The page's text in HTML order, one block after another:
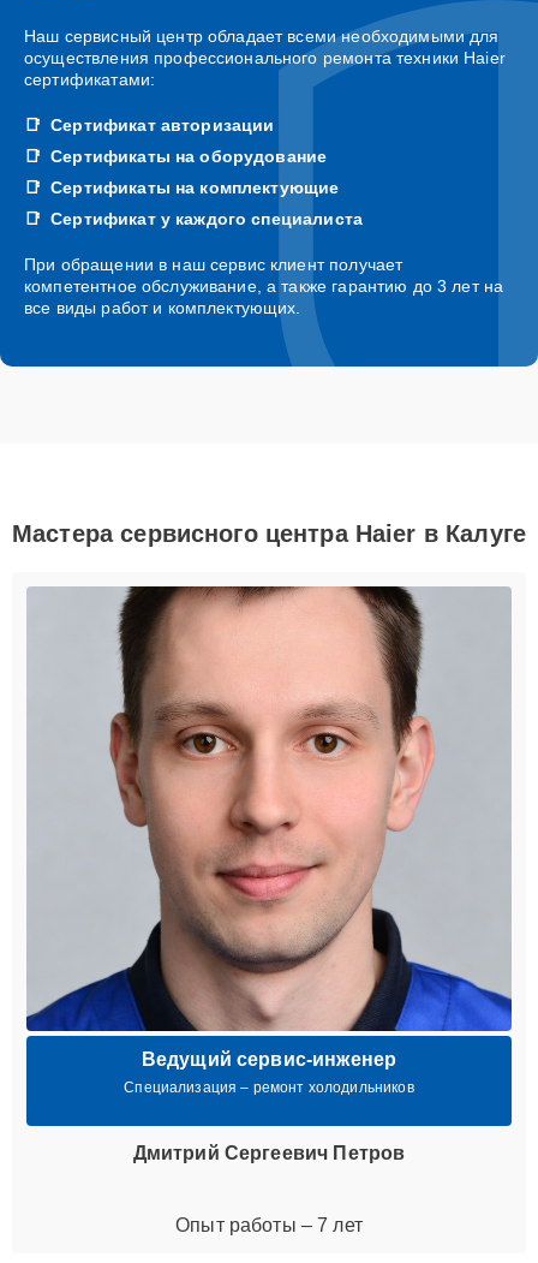
Наш сервисный центр обладает всеми необходимыми для
осуществления профессионального ремонта техники Haier
сертификатами:
Сертификат авторизации
Сертификаты на оборудование
Сертификаты на комплектующие
Сертификат у каждого специалиста
При обращении в наш сервис клиент получает
компетентное обслуживание, а также гарантию до 3 лет на
все виды работ и комплектующих.
Мастера сервисного центра Haier в Калуге
Ведущий сервис-инженер
Специализация – ремонт холодильников
Дмитрий Сергеевич Петров
Опыт работы – 7 лет